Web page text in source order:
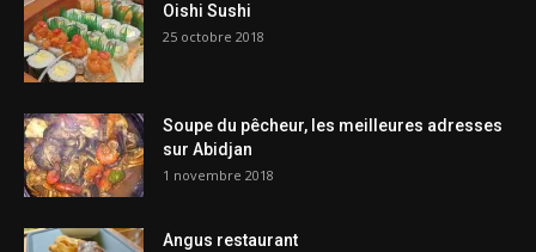
Oishi Sushi
25 octobre 2018
Soupe du pêcheur, les meilleures adresses
sur Abidjan
1 novembre 2018
Angus restaurant